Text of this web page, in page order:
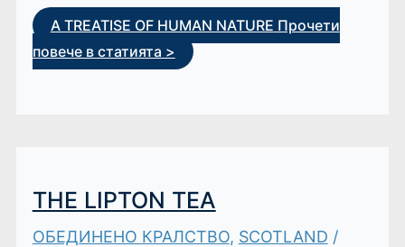
A TREATISE OF HUMAN NATURE Прочети
повече в статията >
THE LIPTON TEA
ОБЕДИНЕНО КРАЛСТВО, SCOTLAND /